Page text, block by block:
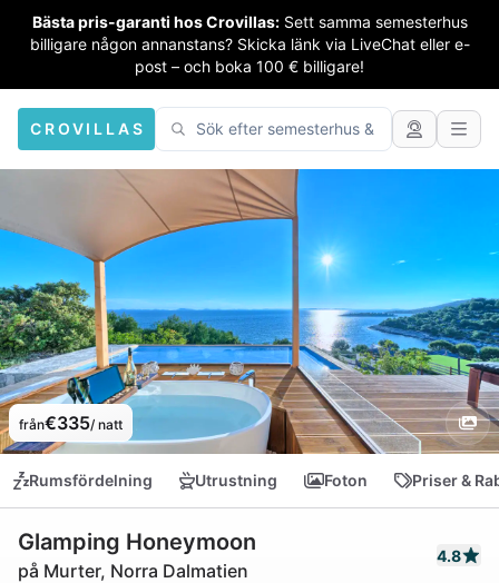
Bästa pris-garanti hos Crovillas: Sett samma semesterhus
billigare någon annanstans? Skicka länk via LiveChat eller e-
post – och boka 100 € billigare!
CROVILLAS
från€335/ natt
Rumsfördelning Utrustning Foton Priser &
Glamping Honeymoon
på Murter, Norra Dalmatien
4.8